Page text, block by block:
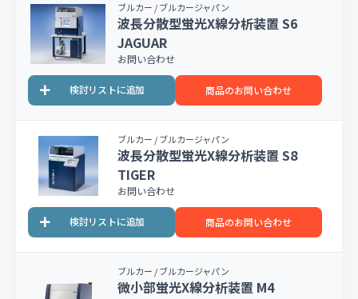
ブルカー / ブルカージャパン
波長分散型蛍光X線分析装置 S6
JAGUAR
お問い合わせ
商品のお問い合わせ
ブルカー / ブルカージャパン
波長分散型蛍光X線分析装置 S8
TIGER
お問い合わせ
商品のお問い合わせ
ブルカー / ブルカージャパン
微小部蛍光X線分析装置 M4